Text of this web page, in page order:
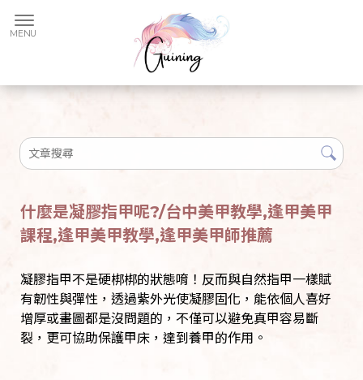
什麼是凝膠指甲呢?/台中美甲教學,逢甲美甲
課程,逢甲美甲教學,逢甲美甲師推薦
凝膠指甲不是硬梆梆的狀態唷！反而與自然指甲一樣賦
有韌性與彈性，透過紫外光使凝膠固化，能依個人喜好
增厚或畫圖都是沒問題的，不僅可以避免真甲容易斷
裂，更可協助保護甲床，達到養甲的作用。